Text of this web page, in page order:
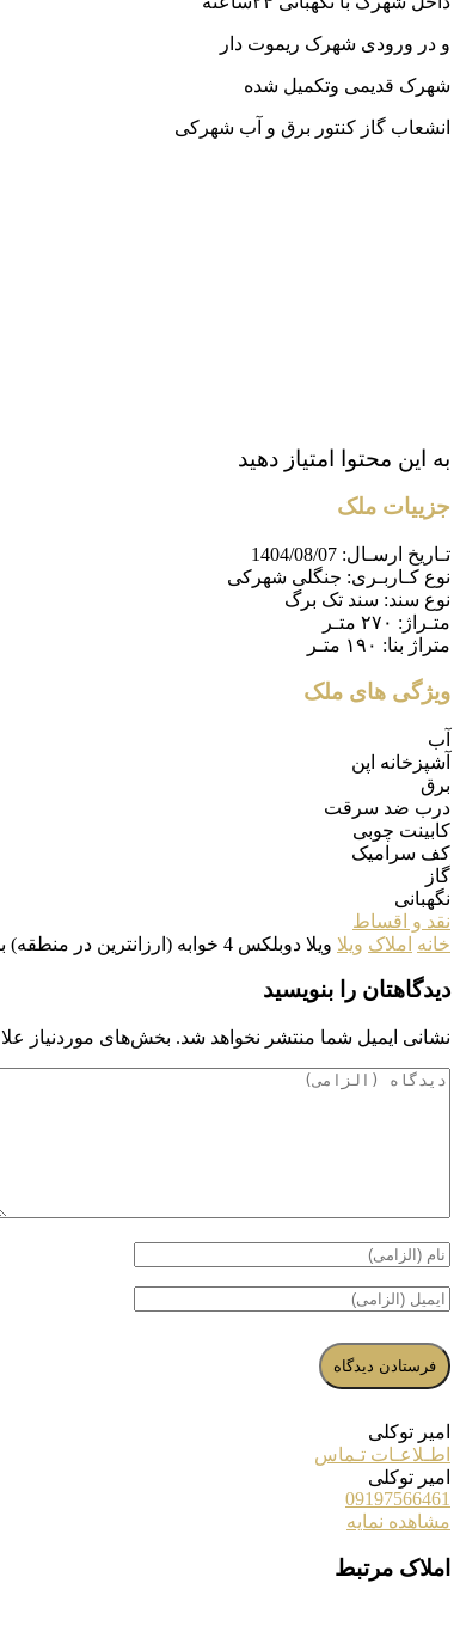
و در ورودی شهرک ریموت دار
شهرک قدیمی و‌تکمیل شده
انشعاب گاز کنتور برق و آب شهرکی
به این محتوا امتیاز دهید
جزییات ملک
تـاریخ ارسـال: 1404/08/07
نوع کـاربـری: جنگلی شهرکی
نوع سند: سند تک برگ
متـراژ: ۲۷۰ متـر
متراژ بنا: ۱۹۰ متـر
ویژگی های ملک
آب
آشپزخانه اپن
برق
درب ضد سرقت
کابینت چوبی
کف سرامیک
گاز
نگهبانی
نقد و اقساط
خانه املاک ویلا ویلا دوبلکس 4 خوابه (ارزانترین در منطقه) با 270 متر زمین
دیدگاهتان را بنویسید
نشانی ایمیل شما منتشر نخواهد شد. بخش‌های موردنیاز
امیر توکلی
اطـلاعـات تـماس
امیر توکلی
09197566461
مشاهده نمایه
املاک مرتبط